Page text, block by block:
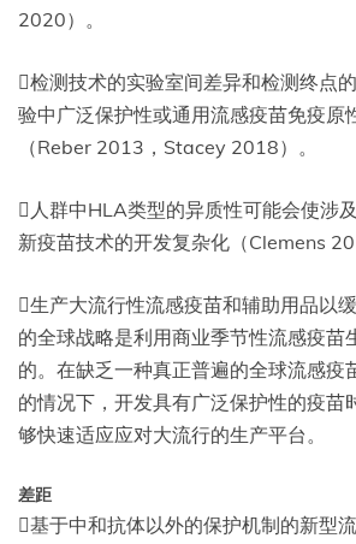
2020）。
检测技术的实验室间差异和检测终点
验中广泛保护性或通用流感疫苗免疫原
（Reber 2013，Stacey 2018）。
人群中HLA类型的异质性可能会使涉
新疫苗技术的开发复杂化（Clemens
生产大流行性流感疫苗和辅助用品以
的全球战略是利用商业季节性流感疫苗
的。在缺乏一种真正普遍的全球流感疫
的情况下，开发具有广泛保护性的疫苗
够快速适应应对大流行的生产平台。
差距
基于中和抗体以外的保护机制的新型